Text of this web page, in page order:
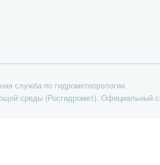
служба по гидрометеорологии
среды (Росгидромет). Официальный